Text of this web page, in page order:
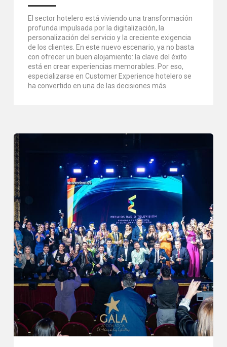
El sector hotelero está viviendo una transformación
profunda impulsada por la digitalización, la
personalización del servicio y la creciente exigencia
de los clientes. En este nuevo escenario, ya no basta
con ofrecer un buen alojamiento: la clave del éxito
está en crear experiencias memorables. Por eso,
especializarse en Customer Experience hotelero se
ha convertido en una de las decisiones más